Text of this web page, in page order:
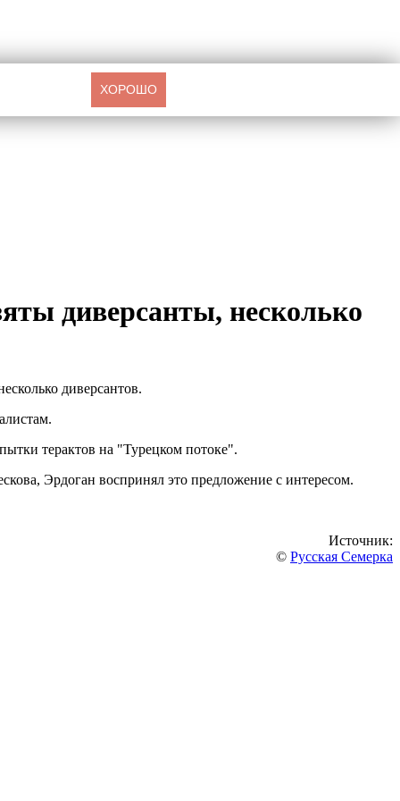
диверсанты, несколько
диверсантов.
терактов на "Турецком потоке".
Эрдоган воспринял это предложение с интересом.
Источник:
© Русская Семерка
ХОРОШО